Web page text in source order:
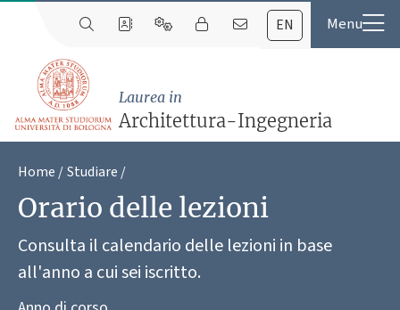
EN
Laurea in
Architettura-Ingegneria
Home Studiare
Orario delle lezioni
Consulta il calendario delle lezioni in base
all'anno a cui sei iscritto.